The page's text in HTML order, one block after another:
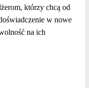
którzy chcą od
w nowe
na ich